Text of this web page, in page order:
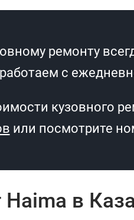
ремонту
с
кузовного
или посмотрите
в